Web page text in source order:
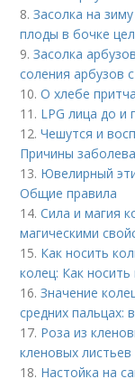
8.Засолка на
плоды в бочке
9.Засолка
соления арбузов
10.О хлебе
11. LPG лица до и
12.Чешутся и
Причины
13. Ювелирный
Общие правила
14.Сила и магия
магическими
15. Как носить
колец: Как
16.Значение
средних пальцах:
17. Роза из
кленовых
18. Настойка на